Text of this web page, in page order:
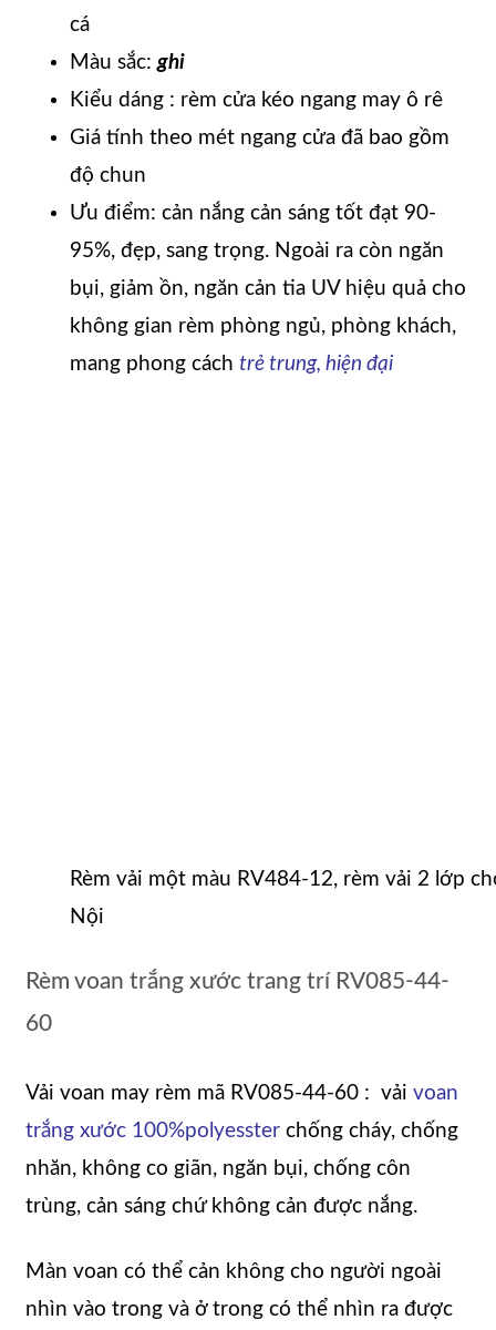
cá
Màu sắc:ghi
Kiểu dáng : rèm cửa kéo ngang may ô rê
Giá tính theo mét ngang cửa đã bao gồm
độ chun
Ưu điểm: cản nắng cản sáng tốt đạt 90-
95%, đẹp, sang trọng. Ngoài ra còn ngăn
bụi, giảm ồn, ngăn cản tia UV hiệu quả cho
không gian rèm phòng ngủ, phòng khách,
mang phong cách trẻ trung, hiện đại
Rèm vải một màu RV484-12, rèm vải 2 lớp
Nội
Rèm voan trắng xước trang trí RV085-44-
60
Vải voan may rèm mã RV085-44-60 : vải voan
trắng xước 100%polyesster chống cháy, chống
nhăn, không co giãn, ngăn bụi, chống côn
trùng, cản sáng chứ không cản được nắng.
Màn voan có thể cản không cho người ngoài
nhìn vào trong và ở trong có thể nhìn ra được